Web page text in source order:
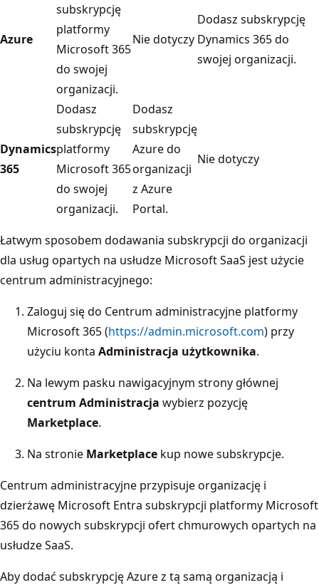
Azure
subskrypcję
platformy
Microsoft 365
do swojej
organizacji.
Nie dotyczy
Dodasz subskrypcję
Dynamics 365 do
swojej organizacji.
Dynamics
365
Dodasz
subskrypcję
platformy
Microsoft 365
do swojej
organizacji.
Dodasz
subskrypcję
Azure do
organizacji
z Azure
Portal.
Nie dotyczy
Łatwym sposobem dodawania subskrypcji do organizacji
dla usług opartych na usłudze Microsoft SaaS jest użycie
centrum administracyjnego:
Zaloguj się do Centrum administracyjne platformy
Microsoft 365 (https://admin.microsoft.com) przy
użyciu konta Administracja użytkownika.
Na lewym pasku nawigacyjnym strony głównej
centrum Administracja wybierz pozycję
Marketplace.
Na stronie Marketplace kup nowe subskrypcje.
Centrum administracyjne przypisuje organizację i
dzierżawę Microsoft Entra subskrypcji platformy Microsoft
365 do nowych subskrypcji ofert chmurowych opartych na
usłudze SaaS.
Aby dodać subskrypcję Azure z tą samą organizacją i